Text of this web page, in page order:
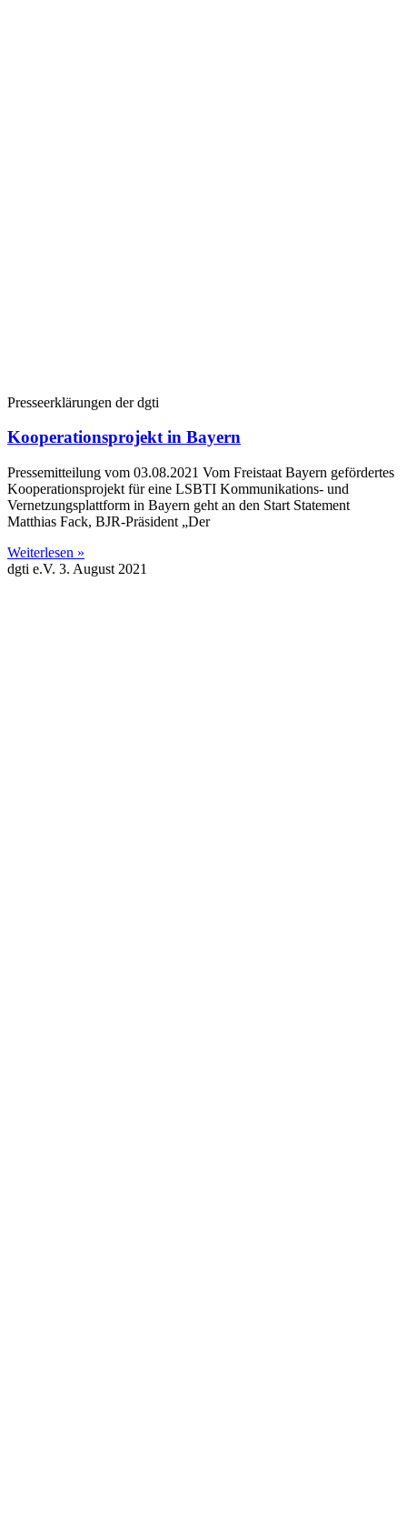
Presseerklärungen der dgti
Kooperationsprojekt in Bayern
Pressemitteilung vom 03.08.2021 Vom Freistaat Bayern gefördertes
Kooperationsprojekt für eine LSBTI Kommunikations- und
Vernetzungsplattform in Bayern geht an den Start Statement
Matthias Fack, BJR-Präsident „Der
Weiterlesen »
dgti e.V. 3. August 2021